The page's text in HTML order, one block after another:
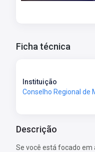
Ficha técnica
Instituição
Descrição
Se você está focado em